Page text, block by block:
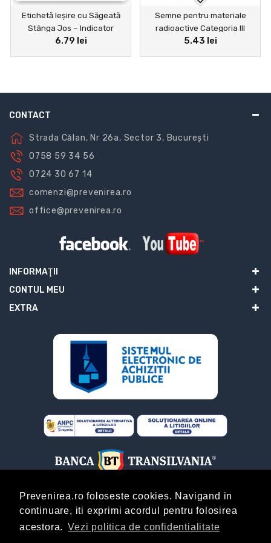
Prevenirea.ro foloseste cookies. Navigand in
continuare, iti exprimi acordul pentru folosirea
acestora.
Vezi politica de confidentialitate
Etichetă Ieșire cu Săgeată
Stânga Jos – Indicator
Evacuare Standard
6.79 lei
Semne pentru materiale
radioactive Categoria III
5.43 lei
CONTACT
Strada Călan, Nr 26a, Sector 3, București
0758 59 34 56
0724 30 67 14
comenzi@prevenirea.ro
office@prevenirea.ro
INFORMAŢII
CONTUL MEU
EXTRA
ABONARE